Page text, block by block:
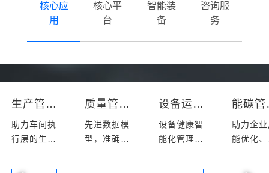
核心应
用
核心平
台
智能装
备
咨询服
务
生产管控
助力车间执
行层的生产
质量管理
先进数据模
型，准确高
问题
设备运维
设备健康智
能化管理和
维护
助力企
能优化